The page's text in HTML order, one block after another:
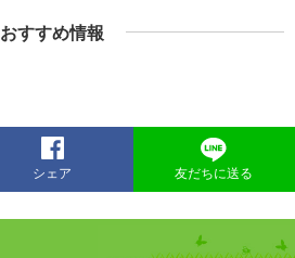
おすすめ情報
シェア 友だちに送る